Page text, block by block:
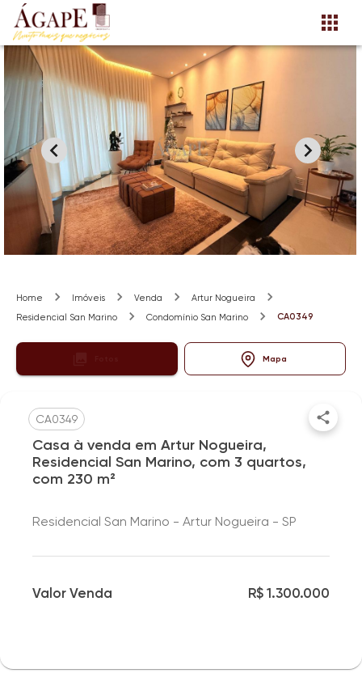
Home Imóveis Venda
Artur Nogueira
Residencial San Marino
Condomínio San Marino CA0349
Mapa
CA0349
Casa à venda em Artur Nogueira,
Residencial San Marino, com 3 quartos,
com 230 m²
Residencial San Marino - Artur Nogueira - SP
Valor Venda R$ 1.300.000